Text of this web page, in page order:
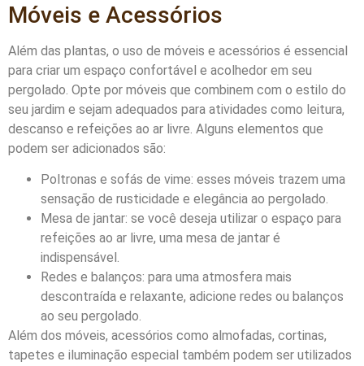
Móveis e Acessórios
Além das plantas, o uso de móveis e acessórios é essencial
para criar um espaço confortável e acolhedor em seu
pergolado. Opte por móveis que combinem com o estilo do
seu jardim e sejam adequados para atividades como leitura,
descanso e refeições ao ar livre. Alguns elementos que
podem ser adicionados são:
Poltronas e sofás de vime: esses móveis trazem uma
sensação de rusticidade e elegância ao pergolado.
Mesa de jantar: se você deseja utilizar o espaço para
refeições ao ar livre, uma mesa de jantar é
indispensável.
Redes e balanços: para uma atmosfera mais
descontraída e relaxante, adicione redes ou balanços
ao seu pergolado.
Além dos móveis, acessórios como almofadas, cortinas,
tapetes e iluminação especial também podem ser utilizados